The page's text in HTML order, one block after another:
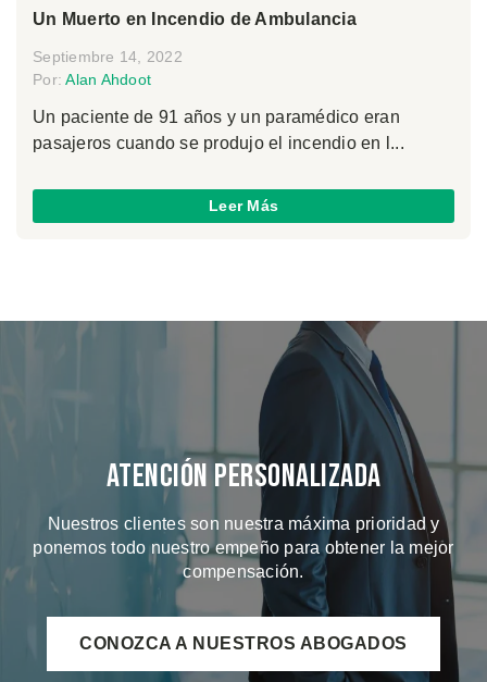
Un Muerto en Incendio de Ambulancia
Septiembre 14, 2022
Por:Alan Ahdoot
Un paciente de 91 años y un paramédico eran
pasajeros cuando se produjo el incendio en l...
Leer Más
Atención Personalizada
Nuestros clientes son nuestra máxima prioridad y
ponemos todo nuestro empeño para obtener la mejor
compensación.
CONOZCA A NUESTROS ABOGADOS